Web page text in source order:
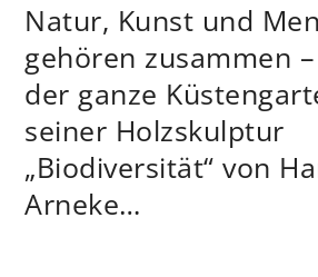
Natur, Kunst und
gehören zusammen
der ganze
seiner Holzskulptur
„Biodiversität“ von
Arneke…